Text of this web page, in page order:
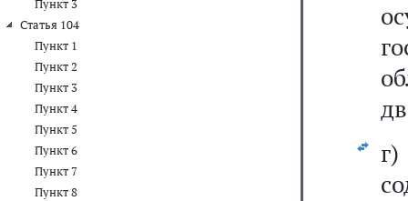
Пункт 3
Статья 104
Пункт 1
Пункт 2
Пункт 3
Пункт 4
Пункт 5
Пункт 6
Пункт 7
Пункт 8